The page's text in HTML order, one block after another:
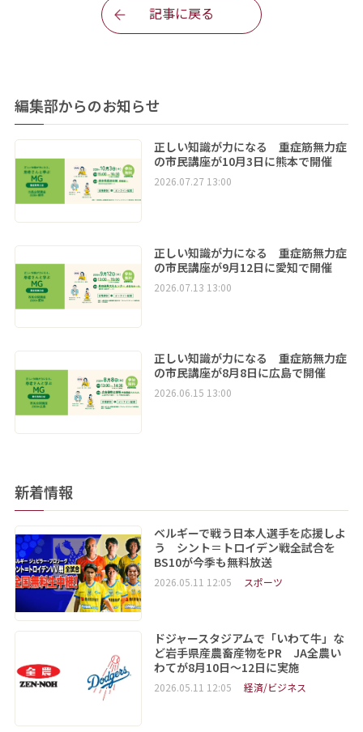
記事に戻る
編集部からのお知らせ
正しい知識が力になる 重症筋無力症
の市民講座が10月3日に熊本で開催
2026.07.27 13:00
正しい知識が力になる 重症筋無力症
の市民講座が9月12日に愛知で開催
2026.07.13 13:00
正しい知識が力になる 重症筋無力症
の市民講座が8月8日に広島で開催
2026.06.15 13:00
新着情報
ベルギーで戦う日本人選手を応援しよ
う シント＝トロイデン戦全試合を
BS10が今季も無料放送
2026.05.11 12:05 スポーツ
ドジャースタジアムで「いわて牛」な
ど岩手県産農畜産物をPR JA全農い
わてが8月10日～12日に実施
2026.05.11 12:05 経済/ビジネス